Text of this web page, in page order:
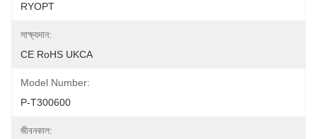
RYOPT
সাক্ষ্যদান:
CE RoHS UKCA
Model Number:
P-T300600
জীবনকাল: